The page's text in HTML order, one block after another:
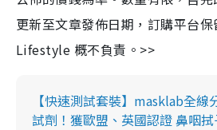
更新至文章發佈日期，訂購平台
Lifestyle 概不負責。>>
【快速測試套裝】masklab全線
試劑！獲歐盟、英國認證 鼻咽